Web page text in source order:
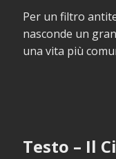
Per un filtro
nasconde un
una vita più
Testo – Il